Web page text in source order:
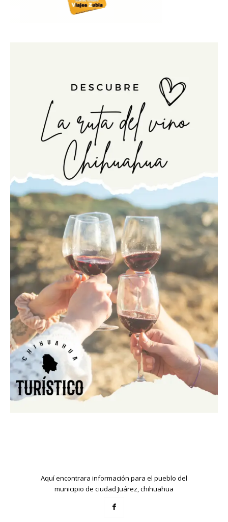
Aquí encontrara información para el pueblo del
municipio de ciudad Juárez, chihuahua